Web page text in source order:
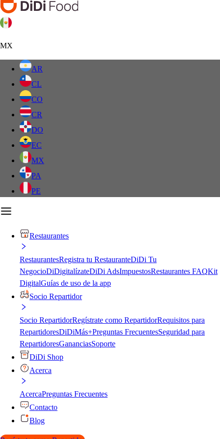
MX
AR
CL
CO
CR
DO
EC
MX
PA
PE
Restaurantes
RestaurantesRegistra tu RestauranteDiDi Tu
NegocioDiDigitalízateDiDi AdsImpuestosRestaurantes FAQKit
DigitalGuías de uso de la app
Socio Repartidor
Socio RepartidorRegístrate como RepartidorRequisitos para
RepartidoresDiDiMás+Preguntas FrecuentesSeguridad para
RepartidoresGananciasSoporte
DiDi Shop
Acerca
AcercaPreguntas Frecuentes
Contacto
Blog